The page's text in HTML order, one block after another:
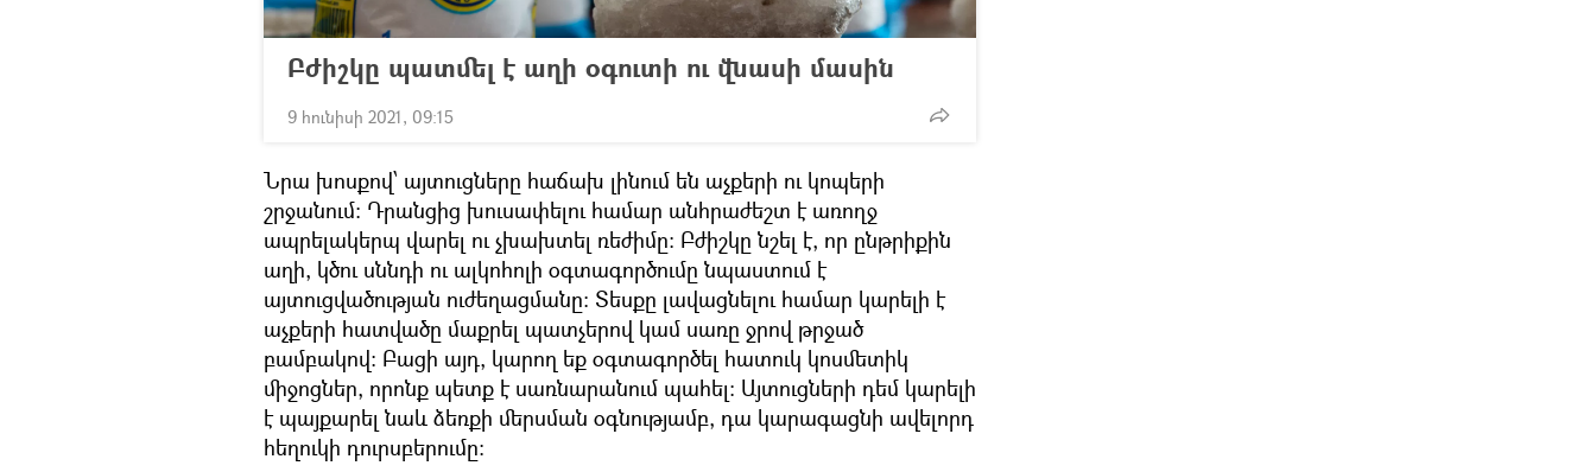
Բժիշկը պատմել է աղի օգուտի ու վնասի մասին
9 հունիսի 2021, 09:15
Նրա խոսքով՝ այտուցները հաճախ լինում են աչքերի ու կոպերի
շրջանում։ Դրանցից խուսափելու համար անհրաժեշտ է առողջ
ապրելակերպ վարել ու չխախտել ռեժիմը: Բժիշկը նշել է, որ ընթրիքին
աղի, կծու սննդի ու ալկոհոլի օգտագործումը նպաստում է
այտուցվածության ուժեղացմանը: Տեսքը լավացնելու համար կարելի է
աչքերի հատվածը մաքրել պատչերով կամ սառը ջրով թրջած
բամբակով։ Բացի այդ, կարող եք օգտագործել հատուկ կոսմետիկ
միջոցներ, որոնք պետք է սառնարանում պահել։ Այտուցների դեմ կարելի
է պայքարել նաև ձեռքի մերսման օգնությամբ, դա կարագացնի ավելորդ
հեղուկի դուրսբերումը։